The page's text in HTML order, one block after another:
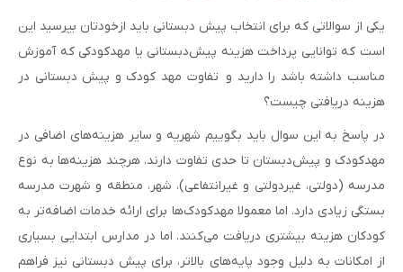
یکی از سوالاتی که برای انتخاب پیش دبستانی باید ازخودتان بپرسید این
است که توانایی پرداخت هزینه پیش‌دبستانی یا مهدکودکی که آموزش
مناسب داشته باشد را دارید و تفاوت مهد کودک و پیش دبستانی در
هزینه دریافتی چیست؟
در پاسخ به این سوال باید بگوییم شهریه و سایر هزینه‌های اضافی در
مهدکودک و پیش‌دبستان تا حدی تفاوت دارند. هرچند هزینه‌ها به نوع
مدرسه (دولتی، غیردولتی و غیرانتفاعی)، شهر، منطقه و شهرت مدرسه
بستگی زیادی دارد. اما معمولا مهدکودک‌ها برای ارائه خدمات اضافه‌تر به
کودکان هزینه بیشتری دریافت می‌کنند. اما در مدارس ابتدایی بسیاری
از امکانات به دلیل وجود پایه‌های بالاتر، برای پیش دبستانی نیز فراهم